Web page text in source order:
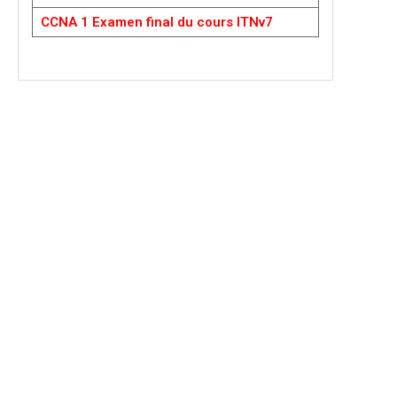
CCNA 1 Examen final du cours ITNv7